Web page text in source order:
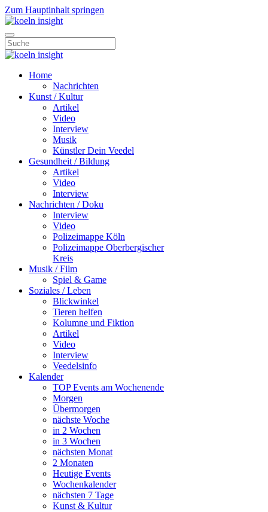
Zum Hauptinhalt springen
Home
Nachrichten
Kunst / Kultur
Artikel
Video
Interview
Musik
Künstler Dein Veedel
Gesundheit / Bildung
Artikel
Video
Interview
Nachrichten / Doku
Interview
Video
Polizeimappe Köln
Polizeimappe Oberbergischer
Kreis
Musik / Film
Spiel & Game
Soziales / Leben
Blickwinkel
Tieren helfen
Kolumne und Fiktion
Artikel
Video
Interview
Veedelsinfo
Kalender
TOP Events am Wochenende
Morgen
Übermorgen
nächste Woche
in 2 Wochen
in 3 Wochen
nächsten Monat
2 Monaten
Heutige Events
Wochenkalender
nächsten 7 Tage
Kunst & Kultur